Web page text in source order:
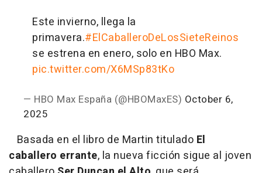
Este invierno, llega la
primavera.#ElCaballeroDeLosSieteReinos
se estrena en enero, solo en HBO Max.
pic.twitter.com/X6MSp83tKo
— HBO Max España (@HBOMaxES) October 6,
2025
Basada en el libro de Martin titulado El
caballero errante, la nueva ficción sigue al joven